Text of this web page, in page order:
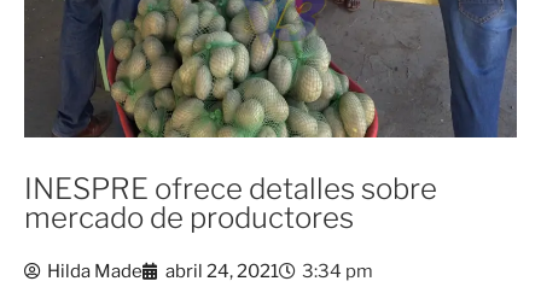
INESPRE ofrece detalles sobre
mercado de productores
Hilda Made abril 24, 2021 3:34 pm